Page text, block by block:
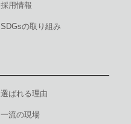
採用情報
SDGsの取り組み
選ばれる理由
一流の現場